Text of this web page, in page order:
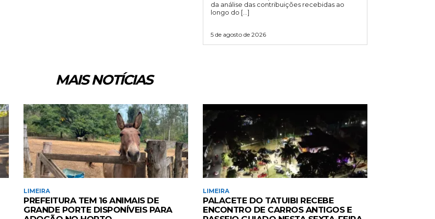
da análise das contribuições recebidas ao
longo do […]
5 de agosto de 2026
MAIS NOTÍCIAS
LIMEIRA
PREFEITURA TEM 16 ANIMAIS DE
GRANDE PORTE DISPONÍVEIS PARA
LIMEIRA
PALACETE DO TATUIBI RECEBE
ENCONTRO DE CARROS ANTIGOS E